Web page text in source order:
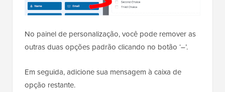
No painel de personalização, você pode remover as
outras duas opções padrão clicando no botão ‘–’.
Em seguida, adicione sua mensagem à caixa de
opção restante.